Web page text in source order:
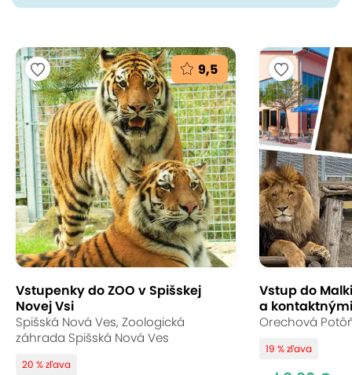
9,5
Vstupenky do ZOO v Spišskej
Novej Vsi
Spišská Nová Ves, Zoologická
záhrada Spišská Nová Ves
20 % zľava
Vstup do
a
Orechová
19 % zľava